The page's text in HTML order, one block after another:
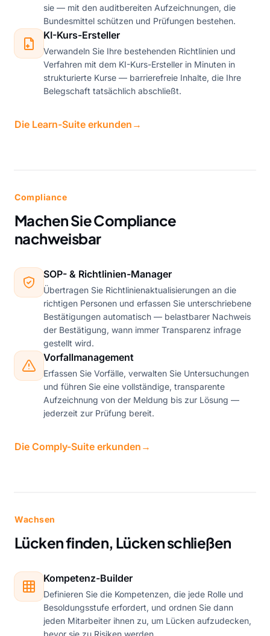
sie — mit den auditbereiten Aufzeichnungen, die
Bundesmittel schützen und Prüfungen bestehen.
KI-Kurs-Ersteller
Verwandeln Sie Ihre bestehenden Richtlinien und
Verfahren mit dem KI-Kurs-Ersteller in Minuten in
strukturierte Kurse — barrierefreie Inhalte, die Ihre
Belegschaft tatsächlich abschließt.
Die Learn-Suite erkunden →
Compliance
Machen Sie Compliance
nachweisbar
SOP- & Richtlinien-Manager
Übertragen Sie Richtlinienaktualisierungen an die
richtigen Personen und erfassen Sie unterschriebene
Bestätigungen automatisch — belastbarer Nachweis
der Bestätigung, wann immer Transparenz infrage
gestellt wird.
Vorfallmanagement
Erfassen Sie Vorfälle, verwalten Sie Untersuchungen
und führen Sie eine vollständige, transparente
Aufzeichnung von der Meldung bis zur Lösung —
jederzeit zur Prüfung bereit.
Die Comply-Suite erkunden →
Wachsen
Lücken finden, Lücken schließen
Kompetenz-Builder
Definieren Sie die Kompetenzen, die jede Rolle und
Besoldungsstufe erfordert, und ordnen Sie dann
jeden Mitarbeiter ihnen zu, um Lücken aufzudecken,
bevor sie zu Risiken werden.